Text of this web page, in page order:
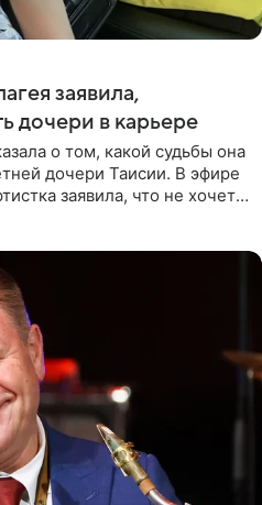
заявила,
дочери в карьере
о том, какой судьбы она
дочери Таисии. В эфире
заявила, что не хочет